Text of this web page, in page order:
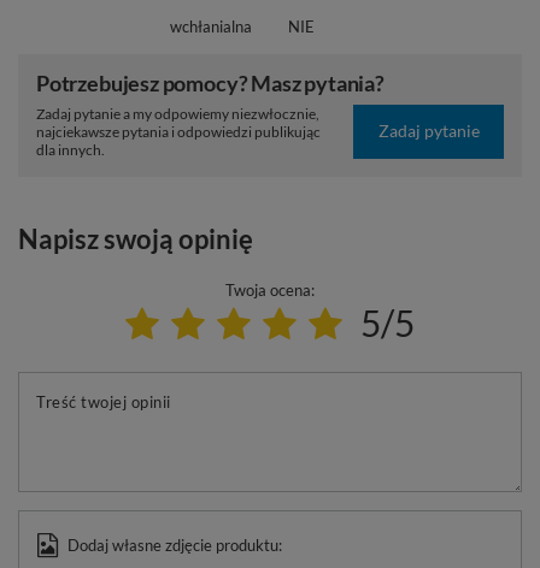
wchłanialna
NIE
Potrzebujesz pomocy? Masz pytania?
Zadaj pytanie a my odpowiemy niezwłocznie,
najciekawsze pytania i odpowiedzi publikując
dla innych.
Zadaj pytanie
Napisz swoją opinię
Twoja ocena:
5/5
Treść twojej opinii
Dodaj własne zdjęcie produktu: